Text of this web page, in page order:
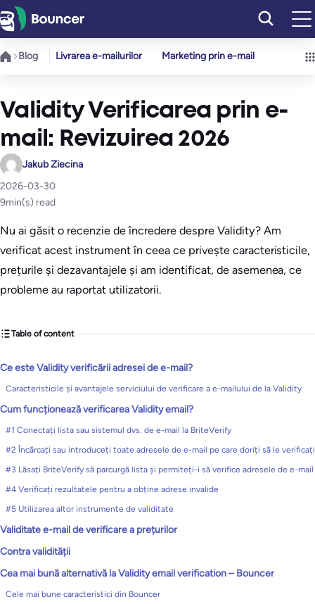
Sari
la
conținut
Blog Livrarea e-mailurilor Marketing prin e-mail
Validity Verificarea prin e-
mail: Revizuirea 2026
Jakub Ziecina
2026-03-30
9min(s) read
Nu ai găsit o recenzie de încredere despre Validity? Am
verificat acest instrument în ceea ce privește caracteristicile,
prețurile și dezavantajele și am identificat, de asemenea, ce
probleme au raportat utilizatorii.
Table of content
Ce este Validity verificării adresei de e-mail?
Caracteristicile și avantajele serviciului de verificare a e-mailului de la Validity
Cum funcționează verificarea Validity email?
#1 Conectați lista sau sistemul dvs. de e-mail la BriteVerify
#2 Încărcați sau introduceți toate adresele de e-mail pe care doriți să le verificați
#3 Lăsați BriteVerify să parcurgă lista și permiteți-i să verifice adresele de e-mail
#4 Verificați rezultatele pentru a obține adrese invalide
#5 Utilizarea altor instrumente de validitate
Validitate e-mail de verificare a prețurilor
Contra validității
Cea mai bună alternativă la Validity email verification – Bouncer
Cele mai bune caracteristici din Bouncer